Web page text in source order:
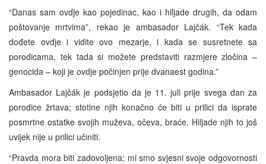
“Danas sam ovdje kao pojedinac, kao i hiljade drugih, da odam
poštovanje mrtvima”, rekao je ambasador Lajčák. “Tek kada
dođete ovdje i vidite ovo mezarje, i kada se susretnete sa
porodicama, tek tada si možete predstaviti razmjere zločina –
genocida – koji je ovdje počinjen prije dvanaest godina.”
Ambasador Lajčák je podsjetio da je 11. juli prije svega dan za
porodice žrtava; stotine njih konačno će biti u prilici da isprate
posmrtne ostatke svojih muževa, očeva, braće. Hiljade njih to još
uvijek nije u prilici učiniti.
“Pravda mora biti zadovoljena; mi smo svjesni svoje odgovornosti